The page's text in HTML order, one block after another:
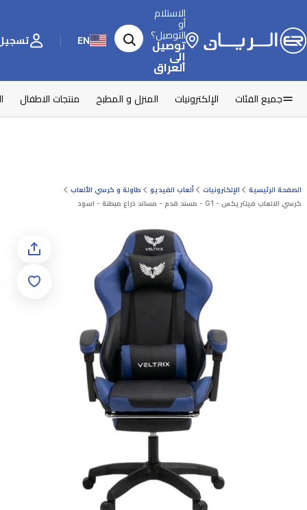
الاستلام
أو
التوصيل؟
توصيل
إلى
العراق
EN تسجيل
جميع الفئات الإلكترونيات المنزل و المطبخ منتجات الاطفال
الصفحة الرئيسية الإلكترونيات ألعاب الفيديو
طاولة و كرسي الألعاب
كرسي الالعاب فيلتريكس - G1 - مسند قدم - مساند ذراع مبطنة - اسود